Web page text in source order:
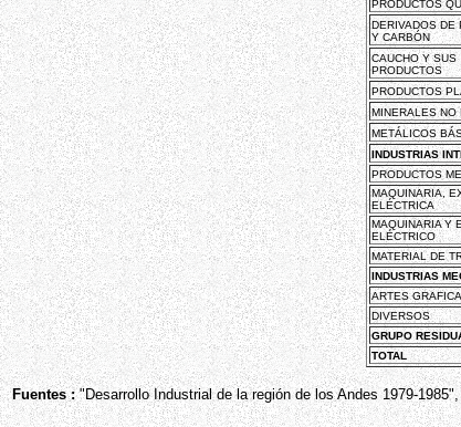
PRODUCTOS
DERIVADOS DE
Y CARBÓN
CAUCHO Y SUS
PRODUCTOS
PRODUCTOS
MINERALES NO
METÁLICOS
INDUSTRIAS
PRODUCTOS
MAQUINARIA,
ELÉCTRICA
MAQUINARIA Y
ELÉCTRICO
MATERIAL DE
INDUSTRIAS
ARTES
DIVERSOS
GRUPO
TOTAL
Fuentes : "Desarrollo Industrial de la región de los Andes 1979-